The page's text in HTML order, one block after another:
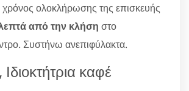
ολοκλήρωσης της επισκευής
από την κλήση στο
Συστήνω ανεπιφύλακτα.
καφέ